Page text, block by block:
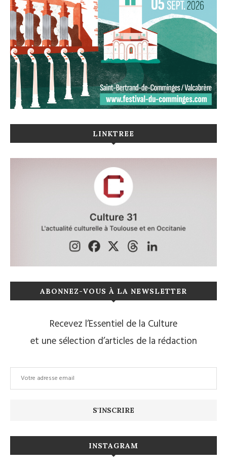
LINKTREE
ABONNEZ-VOUS À LA NEWSLETTER
Recevez l’Essentiel de la Culture
et une sélection d’articles de la rédaction
INSTAGRAM